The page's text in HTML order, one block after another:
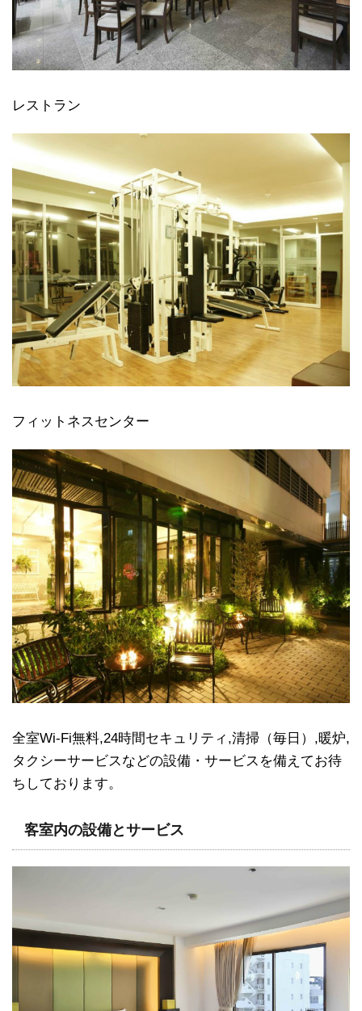
レストラン
フィットネスセンター
全室Wi-Fi無料,24時間セキュリティ,清掃（毎日）,暖炉,
タクシーサービスなどの設備・サービスを備えてお待
ちしております。
客室内の設備とサービス